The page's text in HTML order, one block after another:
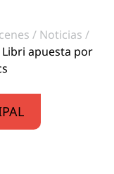
Noticias
apuesta por